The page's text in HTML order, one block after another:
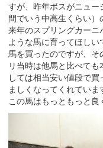
すが、昨年ボスがニュー
間でいう中高生くらい）
来年のスプリングカーニ
ような馬に育ってほし
馬を買ったのですが、
リ当時は他馬と比べて
しては相当安い値段で
ましくなってくれていま
この馬はもっともっと良